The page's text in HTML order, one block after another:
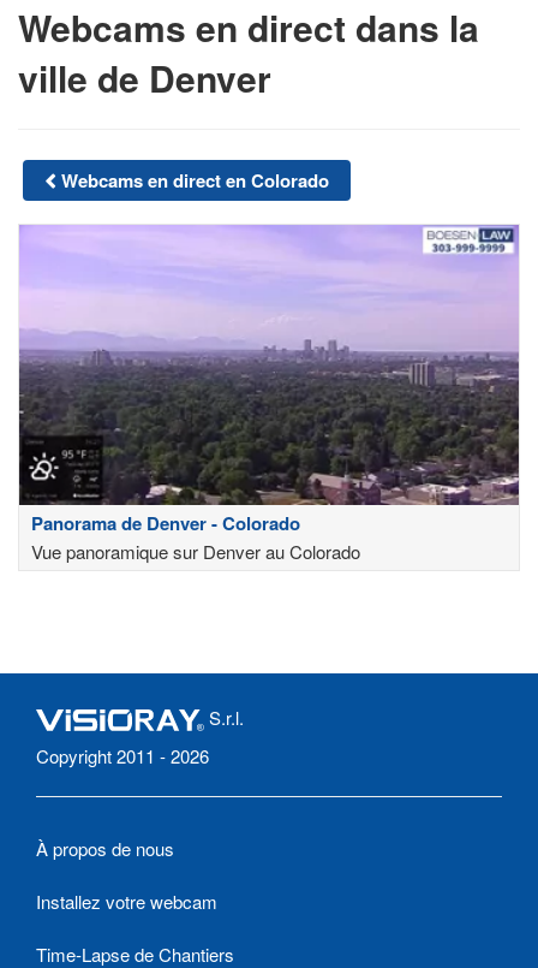
Webcams en direct dans la
ville de Denver
Webcams en direct en Colorado
Panorama de Denver - Colorado
Vue panoramique sur Denver au Colorado
S.r.l.
Copyright 2011 - 2026
À propos de nous
Installez votre webcam
Time-Lapse de Chantiers